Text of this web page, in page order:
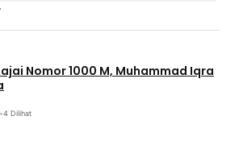
Nomor 1000 M, Muhammad Iqra
•4 Dilihat